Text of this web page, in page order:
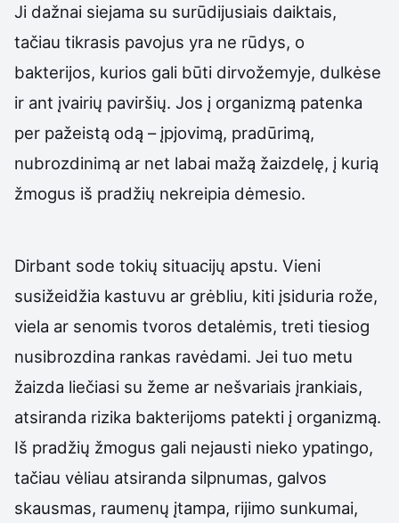
Ji dažnai siejama su surūdijusiais daiktais,
tačiau tikrasis pavojus yra ne rūdys, o
bakterijos, kurios gali būti dirvožemyje, dulkėse
ir ant įvairių paviršių. Jos į organizmą patenka
per pažeistą odą – įpjovimą, pradūrimą,
nubrozdinimą ar net labai mažą žaizdelę, į kurią
žmogus iš pradžių nekreipia dėmesio.
Dirbant sode tokių situacijų apstu. Vieni
susižeidžia kastuvu ar grėbliu, kiti įsiduria rože,
viela ar senomis tvoros detalėmis, treti tiesiog
nusibrozdina rankas ravėdami. Jei tuo metu
žaizda liečiasi su žeme ar nešvariais įrankiais,
atsiranda rizika bakterijoms patekti į organizmą.
Iš pradžių žmogus gali nejausti nieko ypatingo,
tačiau vėliau atsiranda silpnumas, galvos
skausmas, raumenų įtampa, rijimo sunkumai,